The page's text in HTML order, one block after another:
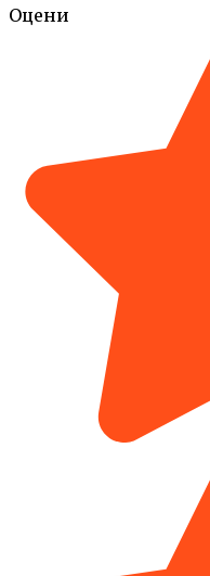
Оцени